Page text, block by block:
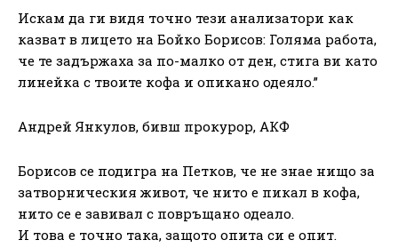
Искам да ги видя точно тези анализатори как
казват в лицето на Бойко Борисов: Голяма работа,
че те задържаха за по-малко от ден, стига ви като
линейка с твоите кофа и опикано одеяло.”
Андрей Янкулов, бивш прокурор, АКФ
Борисов се подигра на Петков, че не знае нищо за
затворническия живот, че нито е пикал в кофа,
нито се е завивал с повръщано одеало.
И това е точно така, защото опита си е опит.